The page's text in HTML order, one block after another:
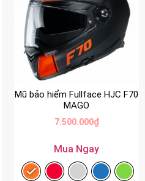
Mũ bảo hiểm Fullface HJC F70
MAGO
7.500.000₫
Mua Ngay